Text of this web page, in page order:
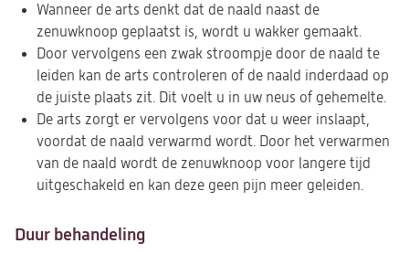
Wanneer de arts denkt dat de naald naast de
zenuwknoop geplaatst is, wordt u wakker gemaakt.
Door vervolgens een zwak stroompje door de naald te
leiden kan de arts controleren of de naald inderdaad op
de juiste plaats zit. Dit voelt u in uw neus of gehemelte.
De arts zorgt er vervolgens voor dat u weer inslaapt,
voordat de naald verwarmd wordt. Door het verwarmen
van de naald wordt de zenuwknoop voor langere tijd
uitgeschakeld en kan deze geen pijn meer geleiden.
Duur behandeling